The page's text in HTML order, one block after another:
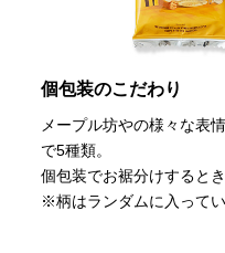
個包装のこだわり
メープル坊やの様々な表
で5種類。
個包装でお裾分けすると
※柄はランダムに入ってい